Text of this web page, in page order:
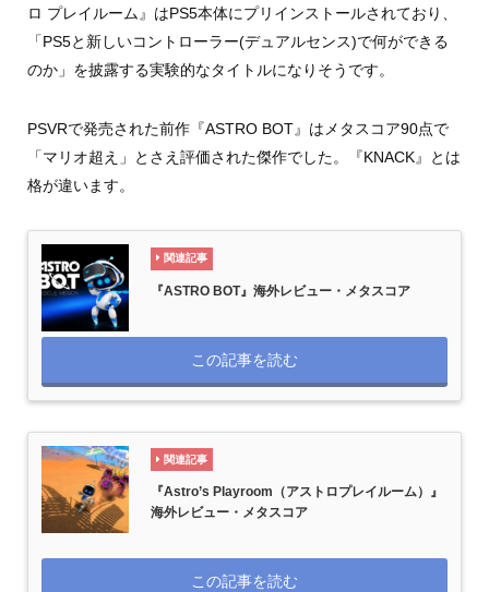
ロ プレイルーム』はPS5本体にプリインストールされており、
「PS5と新しいコントローラー(デュアルセンス)で何ができる
のか」を披露する実験的なタイトルになりそうです。
PSVRで発売された前作『ASTRO BOT』はメタスコア90点で
「マリオ超え」とさえ評価された傑作でした。『KNACK』とは
格が違います。
関連記事
『ASTRO BOT』海外レビュー・メタスコア
この記事を読む
関連記事
『Astro’s Playroom（アストロプレイルーム）』
海外レビュー・メタスコア
この記事を読む